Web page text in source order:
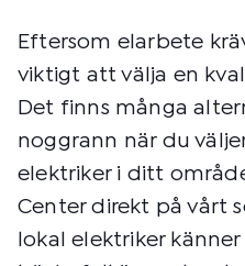
Eftersom elarbete
viktigt att välja en
Det finns många
noggrann när du
elektriker i ditt
Center direkt på vårt
lokal elektriker